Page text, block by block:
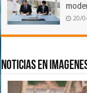
20/
Noticias en